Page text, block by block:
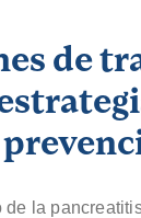
de
de la